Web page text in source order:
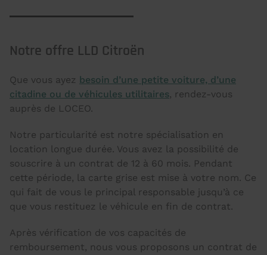
Notre offre LLD Citroën
Que vous ayez besoin d’une petite voiture, d’une
citadine ou de véhicules utilitaires, rendez-vous
auprès de LOCEO.
Notre particularité est notre spécialisation en
location longue durée. Vous avez la possibilité de
souscrire à un contrat de 12 à 60 mois. Pendant
cette période, la carte grise est mise à votre nom. Ce
qui fait de vous le principal responsable jusqu’à ce
que vous restituez le véhicule en fin de contrat.
Après vérification de vos capacités de
remboursement, nous vous proposons un contrat de